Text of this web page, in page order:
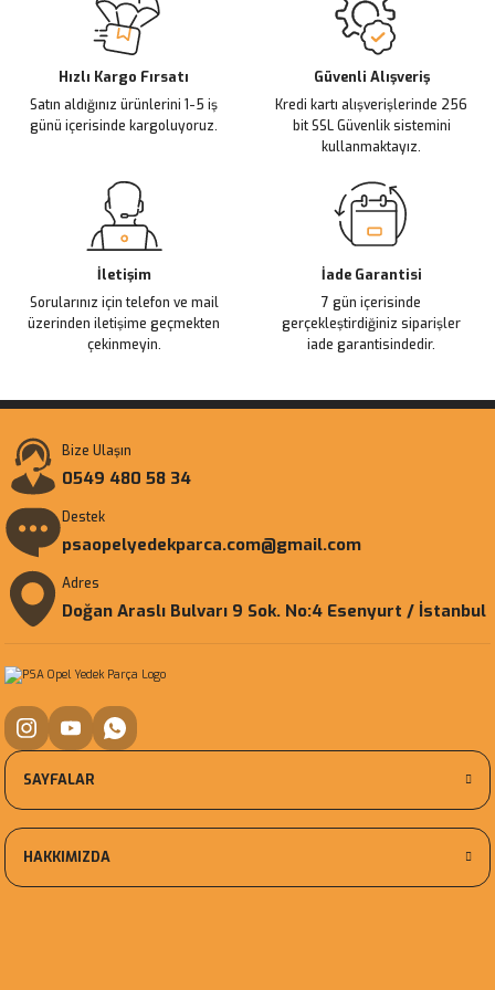
Ürün açıklamasında eksik bilgiler bulunuyor.
Ürün bilgilerinde hatalar bulunuyor.
Ürün fiyatı diğer sitelerden daha pahalı.
Bu ürüne benzer farklı alternatifler olmalı.
Hızlı Kargo Fırsatı
Satın aldığınız ürünlerini 1-5 iş
günü içerisinde kargoluyoruz.
Güvenli Alışveriş
Kredi kartı alışverişlerinde 256
bit SSL Güvenlik sistemini
kullanmaktayız.
İletişim
Sorularınız için telefon ve mail
üzerinden iletişime geçmekten
çekinmeyin.
İade Garantisi
7 gün içerisinde
gerçekleştirdiğiniz siparişler
iade garantisindedir.
Bize Ulaşın
0549 480 58 34
Destek
psaopelyedekparca.com@gmail.com
Adres
Doğan Araslı Bulvarı 9 Sok. No:4 Esenyurt / İstanbul
SAYFALAR
HAKKIMIZDA